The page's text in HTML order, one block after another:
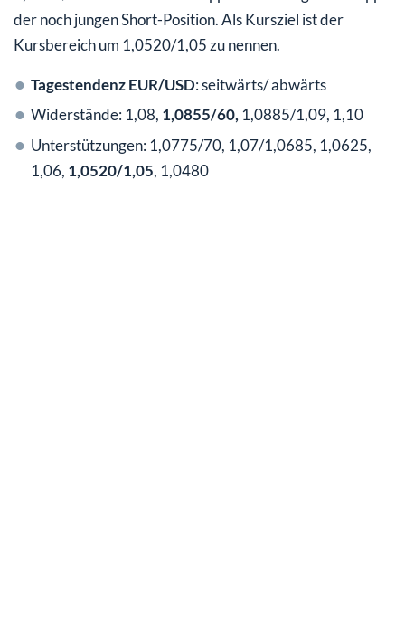
der noch jungen Short-Position. Als Kursziel ist der
Kursbereich um 1,0520/1,05 zu nennen.
Tagestendenz EUR/USD: seitwärts/ abwärts
Widerstände: 1,08, 1,0855/60, 1,0885/1,09, 1,10
Unterstützungen: 1,0775/70, 1,07/1,0685, 1,0625,
1,06, 1,0520/1,05, 1,0480